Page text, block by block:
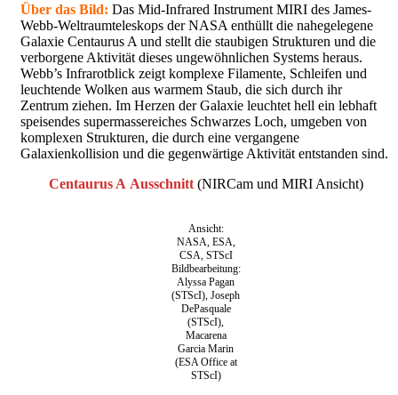
Über das Bild: Das Mid-Infrared Instrument MIRI des James-
Webb-Weltraumteleskops der NASA enthüllt die nahegelegene
Galaxie Centaurus A und stellt die staubigen Strukturen und die
verborgene Aktivität dieses ungewöhnlichen Systems heraus.
Webb’s Infrarotblick zeigt komplexe Filamente, Schleifen und
leuchtende Wolken aus warmem Staub, die sich durch ihr
Zentrum ziehen. Im Herzen der Galaxie leuchtet hell ein lebhaft
speisendes supermassereiches Schwarzes Loch, umgeben von
komplexen Strukturen, die durch eine vergangene
Galaxienkollision und die gegenwärtige Aktivität entstanden sind.
Centaurus A Ausschnitt(NIRCam und MIRI Ansicht)
Ansicht:
NASA, ESA,
CSA, STScI
Bildbearbeitung:
Alyssa Pagan
(STScI), Joseph
DePasquale
(STScI),
Macarena
Garcia Marin
(ESA Office at
STScI)